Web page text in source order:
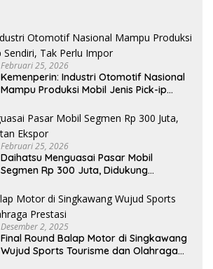
Februari 25, 2026
Kemenperin: Industri Otomotif Nasional
Mampu Produksi Mobil Jenis Pick-ip
Februari 25, 2026
Daihatsu Menguasai Pasar Mobil
Segmen Rp 300 Juta, Didukung
Desember 2, 2025
Final Round Balap Motor di Singkawang
Wujud Sports Tourisme dan Olahraga